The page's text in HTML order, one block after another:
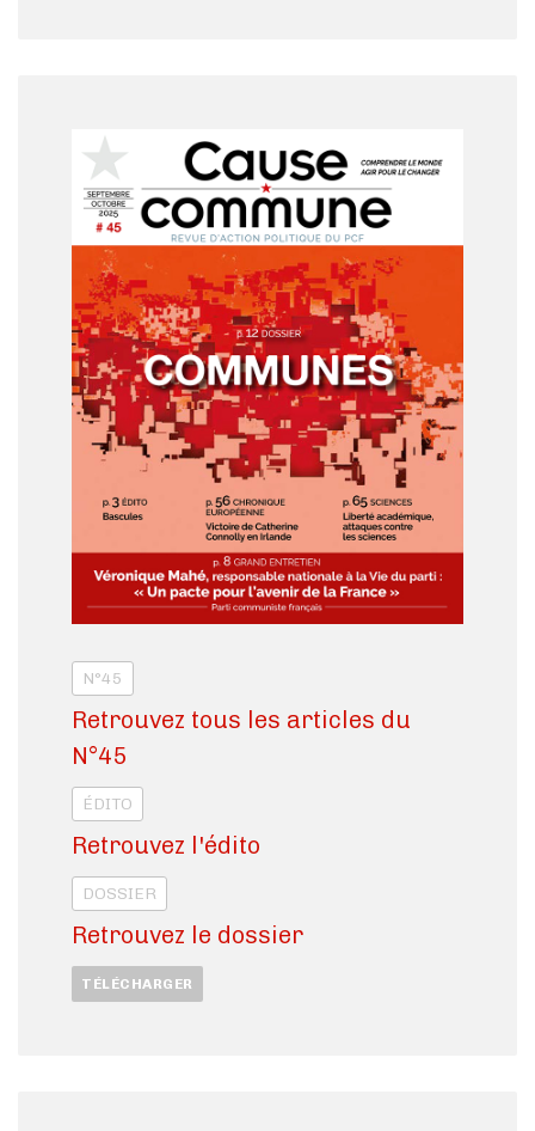
N°45
Retrouvez tous les articles du
N°45
ÉDITO
Retrouvez l'édito
DOSSIER
Retrouvez le dossier
TÉLÉCHARGER